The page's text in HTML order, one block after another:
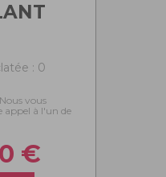
: 0
vous
appel à l'un de
€